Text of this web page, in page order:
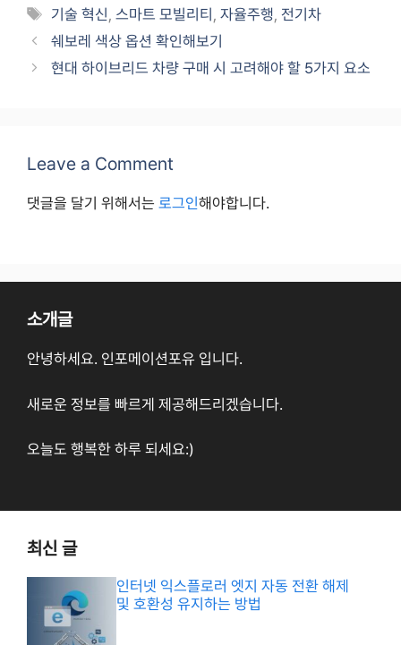
Tags
기술 혁신 ,스마트 모빌리티 ,자율주행 ,전기차
쉐보레 색상 옵션 확인해보기
현대 하이브리드 차량 구매 시 고려해야 할 5가지 요소
Leave a Comment
댓글을 달기 위해서는 로그인해야합니다.
소개글
안녕하세요. 인포메이션포유 입니다.
새로운 정보를 빠르게 제공해드리겠습니다.
오늘도 행복한 하루 되세요:)
최신 글
인터넷 익스플로러 엣지 자동 전환 해제
및 호환성 유지하는 방법